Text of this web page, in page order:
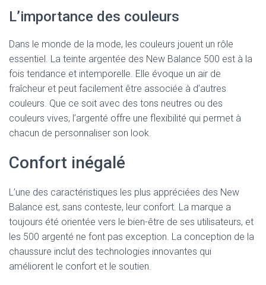
L’importance des couleurs
Dans le monde de la mode, les couleurs jouent un rôle
essentiel. La teinte argentée des New Balance 500 est à la
fois tendance et intemporelle. Elle évoque un air de
fraîcheur et peut facilement être associée à d’autres
couleurs. Que ce soit avec des tons neutres ou des
couleurs vives, l’argenté offre une flexibilité qui permet à
chacun de personnaliser son look.
Confort inégalé
L’une des caractéristiques les plus appréciées des New
Balance est, sans conteste, leur confort. La marque a
toujours été orientée vers le bien-être de ses utilisateurs, et
les 500 argenté ne font pas exception. La conception de la
chaussure inclut des technologies innovantes qui
améliorent le confort et le soutien.